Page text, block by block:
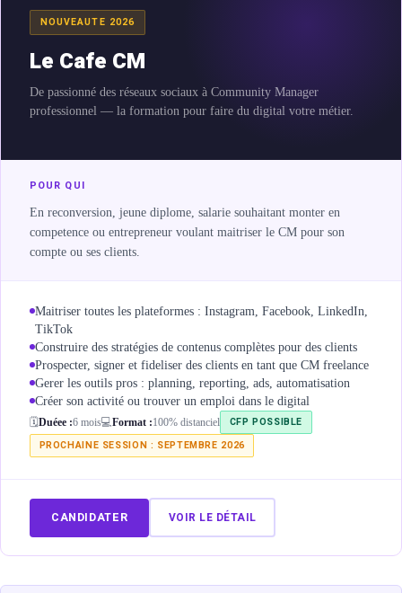
NOUVEAUTE 2026
Le Cafe CM
De passionné des réseaux sociaux à Community Manager
professionnel — la formation pour faire du digital votre métier.
POUR QUI
En reconversion, jeune diplome, salarie souhaitant monter en
competence ou entrepreneur voulant maitriser le CM pour son
compte ou ses clients.
Maitriser toutes les plateformes : Instagram, Facebook, LinkedIn,
TikTok
Construire des stratégies de contenus complètes pour des clients
Prospecter, signer et fideliser des clients en tant que CM freelance
Gerer les outils pros : planning, reporting, ads, automatisation
Créer son activité ou trouver un emploi dans le digital
🗓️Duéee :6 mois💻 Format :100% distanciel
CFP POSSIBLE
PROCHAINE SESSION : SEPTEMBRE 2026
CANDIDATER VOIR LE DÉTAIL